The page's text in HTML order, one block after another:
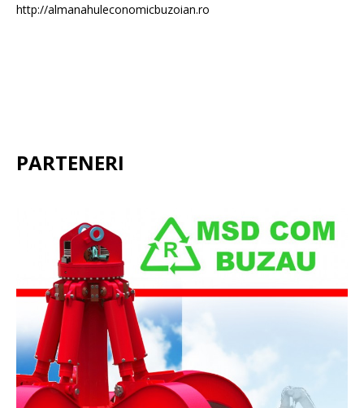
http://almanahuleconomicbuzoian.ro
PARTENERI